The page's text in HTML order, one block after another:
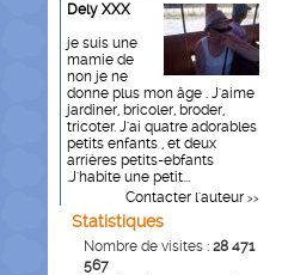
Dely XXX
je suis une
mamie de
non je ne
donne plus mon âge . J'aime
jardiner, bricoler, broder,
tricoter. J'ai quatre adorables
petits enfants , et deux
arrières petits-ebfants
.J'habite une petit...
Contacter l'auteur >>
Statistiques
Nombre de visites : 28 471
567